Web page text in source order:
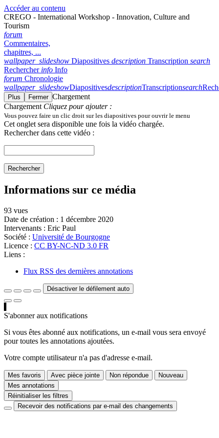
Accéder au contenu
CREGO - International Workshop - Innovation, Culture and
Tourism
forum
Commentaires,
chapitres, ...
wallpaper_slideshow Diapositives description Transcription search
Rechercher info Info
forum Chronologie
wallpaper_slideshowDiapositivesdescriptionTranscriptionsearch
Plus Fermer Chargement
Chargement Cliquez pour ajouter :
Vous pouvez faire un clic droit sur les diapositives pour ouvrir le menu
Cet onglet sera disponible une fois la vidéo chargée.
Rechercher dans cette vidéo :
Rechercher
Informations sur ce média
93 vues
Date de création : 1 décembre 2020
Intervenants : Eric Paul
Société : Université de Bourgogne
Licence : CC BY-NC-ND 3.0 FR
Liens :
Flux RSS des dernières annotations
Désactiver le défilement auto
S'abonner aux notifications
Si vous êtes abonné aux notifications, un e-mail vous sera envoyé
pour toutes les annotations ajoutées.
Votre compte utilisateur n'a pas d'adresse e-mail.
Mes favoris Avec pièce jointe Non répondue
Nouveau
Mes annotations
Réinitialiser les filtres
Recevoir des notifications par e-mail des changements